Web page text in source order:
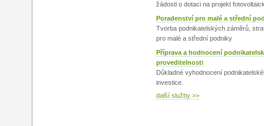
žádosti o dotaci na projekt
Poradenství pro malé a střední
Tvorba podnikatelských záměrů,
pro malé a střední podniky
Příprava a hodnocení
proveditelnosti
Důkladné vyhodnocení
investice.
další služby >>